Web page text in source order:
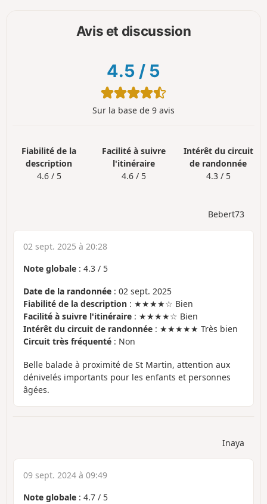
Avis et discussion
4.5 / 5
Sur la base de 9 avis
Fiabilité de la
description
4.6 / 5
Facilité à suivre
l'itinéraire
4.6 / 5
Intérêt du circuit
de randonnée
4.3 / 5
Bebert73
02 sept. 2025 à 20:28
Note globale : 4.3 / 5
Date de la randonnée : 02 sept. 2025
Fiabilité de la description : ★★★★☆ Bien
Facilité à suivre l'itinéraire : ★★★★☆ Bien
Intérêt du circuit de randonnée : ★★★★★ Très bien
Circuit très fréquenté : Non
Belle balade à proximité de St Martin, attention aux
dénivelés importants pour les enfants et personnes
âgées.
Inaya
09 sept. 2024 à 09:49
Note globale : 4.7 / 5